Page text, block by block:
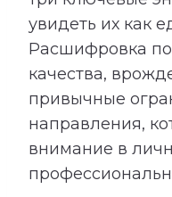
увидеть их как
Расшифровка
качества,
привычные
направления,
внимание в